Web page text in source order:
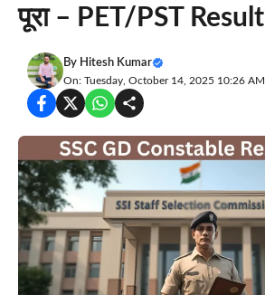
पूरा – PET/PST Result
By Hitesh Kumar
On: Tuesday, October 14, 2025 10:26 AM